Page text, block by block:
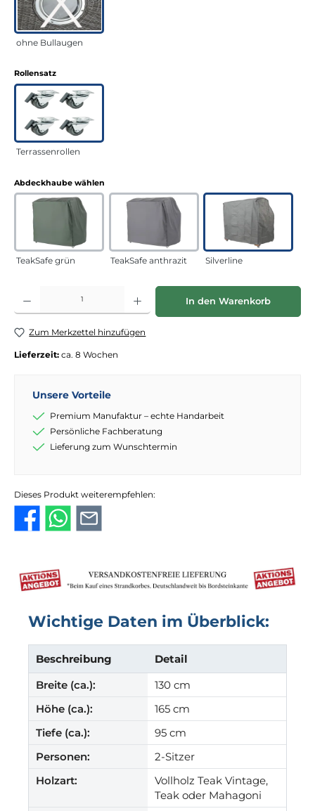
ohne Bullaugen
Rollensatzauswählen
Terrassenrollen
Abdeckhaube wählen
TeakSafe grün TeakSafe anthrazit Silverline
Produkt Anzahl: Gib den gewünschten Wert ein oder benutze die
In den Warenkorb
Zum Merkzettel hinzufügen
Lieferzeit: ca. 8 Wochen
Unsere Vorteile
Premium Manufaktur – echte Handarbeit
Persönliche Fachberatung
Lieferung zum Wunschtermin
Dieses Produkt weiterempfehlen:
Wichtige Daten im Überblick:
Beschreibung
Detail
Breite (ca.):
130 cm
Höhe (ca.):
165 cm
Tiefe (ca.):
95 cm
Personen:
2-Sitzer
Holzart:
Vollholz Teak Vintage,
Teak oder Mahagoni